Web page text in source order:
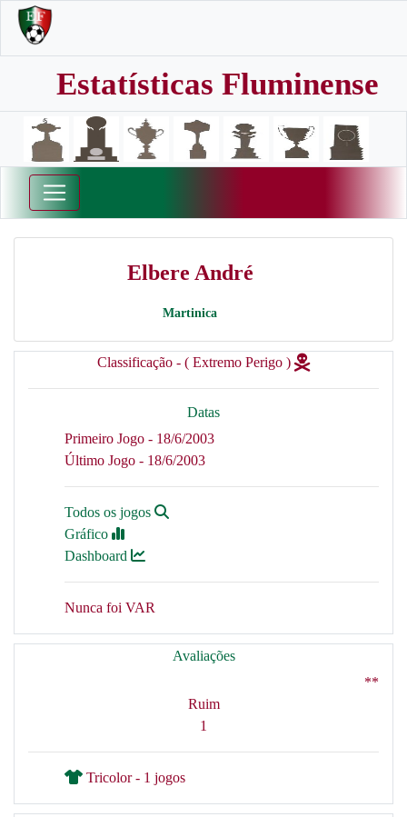
Estatísticas Fluminense
Elbere André
Martinica
Classificação - ( Extremo Perigo )
Datas
Primeiro Jogo - 18/6/2003
Último Jogo - 18/6/2003
Todos os jogos
Gráfico
Dashboard
Nunca foi VAR
Avaliações
**
Ruim
1
Tricolor - 1 jogos